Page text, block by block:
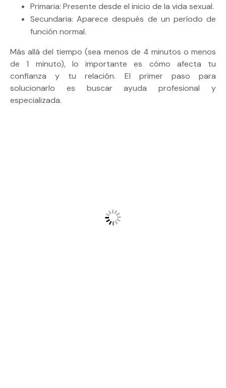
Primaria: Presente desde el inicio de la vida sexual.
Secundaria: Aparece después de un período de
función normal.
Más allá del tiempo (sea menos de 4 minutos o menos
de 1 minuto), lo importante es cómo afecta tu
confianza y tu relación. El primer paso para
solucionarlo es buscar ayuda profesional y
especializada.